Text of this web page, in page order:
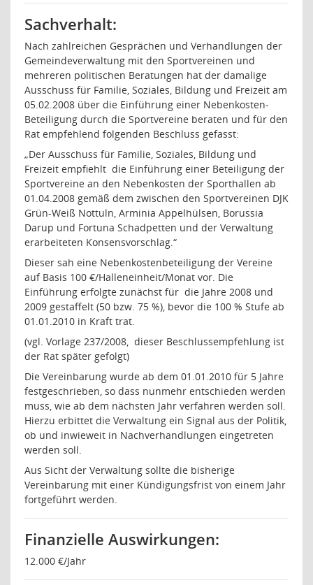
Sachverhalt:
Nach zahlreichen Gesprächen und Verhandlungen der
Gemeindeverwaltung mit den Sportvereinen und
mehreren politischen Beratungen hat der damalige
Ausschuss für Familie, Soziales, Bildung und Freizeit am
05.02.2008 über die Einführung einer Nebenkosten-
Beteiligung durch die Sportvereine beraten und für den
Rat empfehlend folgenden Beschluss gefasst:
„Der Ausschuss für Familie, Soziales, Bildung und
Freizeit empfiehlt die Einführung einer Beteiligung der
Sportvereine an den Nebenkosten der Sporthallen ab
01.04.2008 gemäß dem zwischen den Sportvereinen DJK
Grün-Weiß Nottuln, Arminia Appelhülsen, Borussia
Darup und Fortuna Schadpetten und der Verwaltung
erarbeiteten Konsensvorschlag.“
Dieser sah eine Nebenkostenbeteiligung der Vereine
auf Basis 100 €/Halleneinheit/Monat vor. Die
Einführung erfolgte zunächst für die Jahre 2008 und
2009 gestaffelt (50 bzw. 75 %), bevor die 100 % Stufe ab
01.01.2010 in Kraft trat.
(vgl. Vorlage 237/2008, dieser Beschlussempfehlung ist
der Rat später gefolgt)
Die Vereinbarung wurde ab dem 01.01.2010 für 5 Jahre
festgeschrieben, so dass nunmehr entschieden werden
muss, wie ab dem nächsten Jahr verfahren werden soll.
Hierzu erbittet die Verwaltung ein Signal aus der Politik,
ob und inwieweit in Nachverhandlungen eingetreten
werden soll.
Aus Sicht der Verwaltung sollte die bisherige
Vereinbarung mit einer Kündigungsfrist von einem Jahr
fortgeführt werden.
Finanzielle Auswirkungen:
12.000 €/Jahr